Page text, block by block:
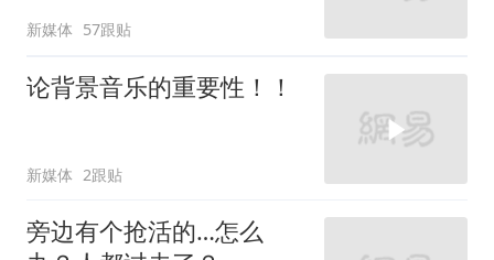
新媒体 57跟贴
论背景音乐的重要性！！
新媒体 2跟贴
旁边有个抢活的…怎么